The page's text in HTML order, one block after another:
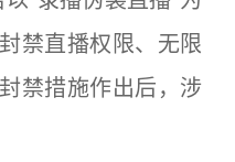
禁直播权限、无限
禁措施作出后，涉